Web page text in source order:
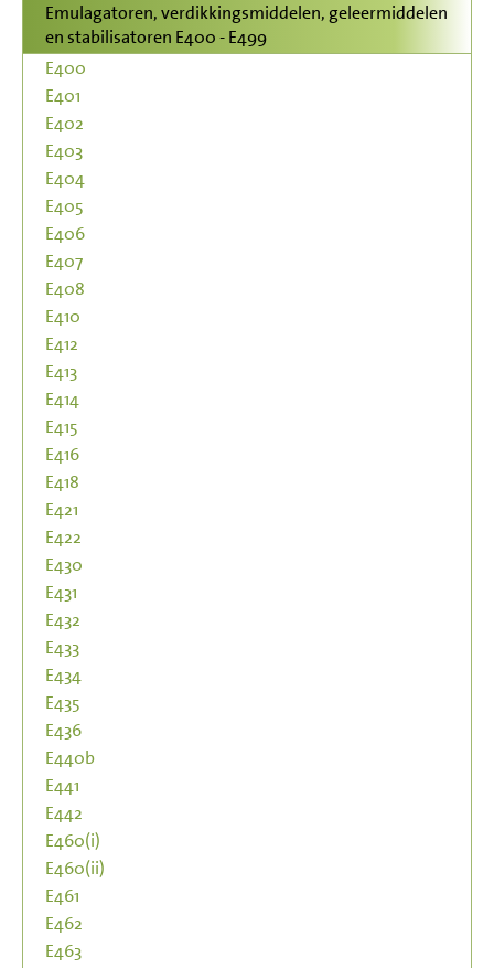
Emulagatoren, verdikkingsmiddelen, geleermiddelen
en stabilisatoren E400 - E499
E400
E401
E402
E403
E404
E405
E406
E407
E408
E410
E412
E413
E414
E415
E416
E418
E421
E422
E430
E431
E432
E433
E434
E435
E436
E440b
E441
E442
E460(i)
E460(ii)
E461
E462
E463